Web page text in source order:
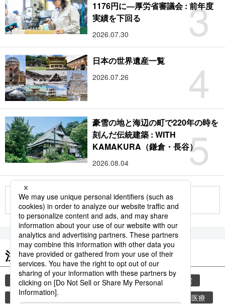
3
1176円に―厚労省審議会 : 前年度
実績を下回る
2026.07.30
4
日本の世界遺産一覧
2026.07.26
5
豪雪の地と海辺の町で220年の時を
刻んだ伝統建築 : WITH
KAMAKURA（鎌倉・長谷）
2026.08.04
もっと見る
注目のキーワード
共同通信ニュース 災害 気象・災害
地震
気象庁
津波 健康・医療